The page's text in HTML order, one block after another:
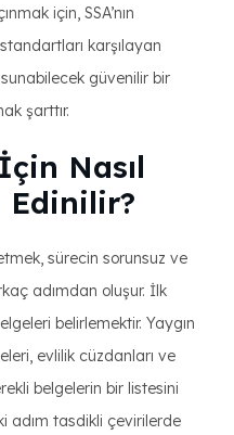
için, SSA’nın
karşılayan
güvenilir bir
şarttır.
Nasıl
Edinilir?
sürecin sorunsuz ve
adımdan oluşur. İlk
belirlemektir. Yaygın
evlilik cüzdanları ve
belgelerin bir listesini
adım tasdikli çevirilerde